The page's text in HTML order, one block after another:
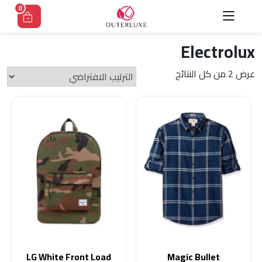
0
Electrolux
عرض ⁦2⁩ من كل النتائج
LG White Front Load Magic Bullet